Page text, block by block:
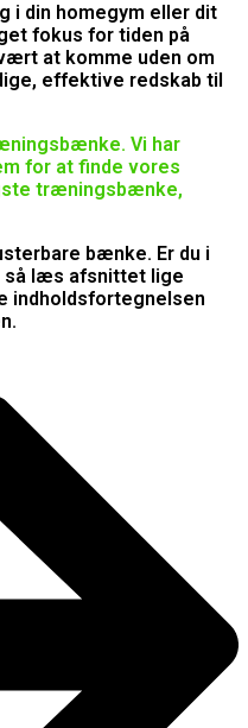
din homegym eller dit
fokus for tiden på
at komme uden om
effektive redskab til
Vi har
for at finde vores
træningsbænke,
bænke. Er du i
så læs afsnittet lige
indholdsfortegnelsen